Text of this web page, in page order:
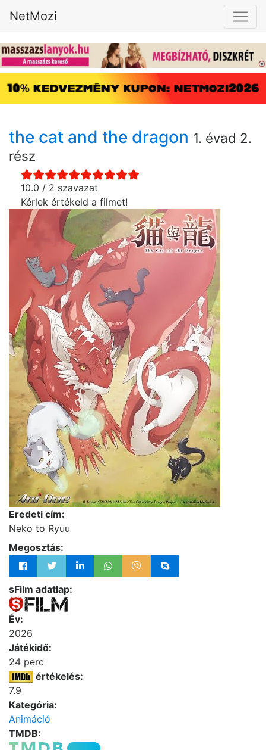
NetMozi
the cat and the dragon 1. évad 2.
rész
10.0 / 2 szavazat
Kérlek értékeld a filmet!
Eredeti cím:
Neko to Ryuu
Megosztás:
sFilm adatlap:
Év:
2026
Játékidő:
24 perc
értékelés:
7.9
Kategória:
Animáció
TMDB: